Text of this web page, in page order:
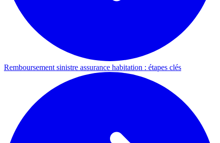
Remboursement sinistre assurance habitation : étapes clés